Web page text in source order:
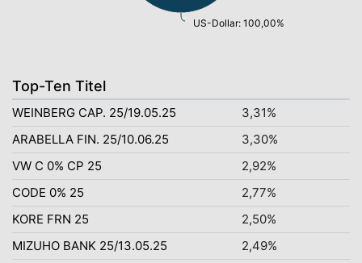
US-Dollar: 100,00%
Top-Ten Titel
WEINBERG CAP. 25/19.05.25
3,31%
ARABELLA FIN. 25/10.06.25
3,30%
VW C 0% CP 25
2,92%
CODE 0% 25
2,77%
KORE FRN 25
2,50%
MIZUHO BANK 25/13.05.25
2,49%